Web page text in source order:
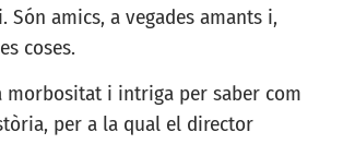
Són amics, a vegades amants i,
coses.
morbositat i intriga per saber com
per a la qual el director